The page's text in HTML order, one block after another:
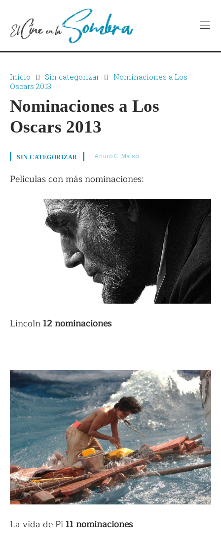
Inicio Sin categorizar
Nominaciones a Los
Oscars 2013
Nominaciones a Los
Oscars 2013
SIN CATEGORIZAR Arturo G. Maiso
Películas con más nominaciones:
Lincoln 12 nominaciones
La vida de Pi 11 nominaciones